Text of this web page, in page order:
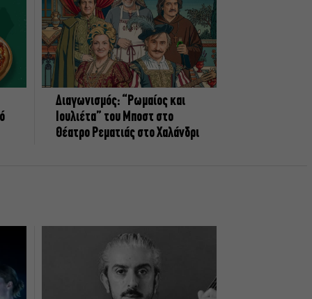
Διαγωνισμός: “Ρωμαίος και
Ιουλιέτα” του Μποστ στο
Θέατρο Ρεματιάς στο Χαλάνδρι